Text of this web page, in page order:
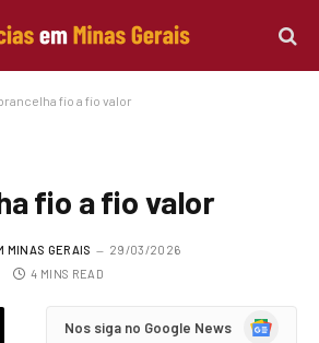
fio a fio valor
fio a fio valor
MINAS GERAIS
29/03/2026
4 MINS READ
Nos siga no Google News
Google